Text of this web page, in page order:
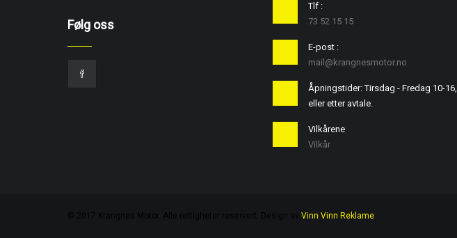
Følg oss
Tlf :
73 52 15 15
E-post :
mail@krangnesmotor.no
Åpningstider: Tirsdag - Fredag 10-16,
eller etter avtale.
Vilkårene
Vilkår
© 2017 Krangnes Motor. Alle rettigheter reservert. Design av Vinn Vinn Reklame